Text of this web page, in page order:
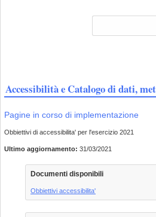
Accessibilità e Catalogo di dati,
Pagine in corso di implementazione
Obbiettivi di accessibilita' per l'esercizio 2021
Ultimo aggiornamento: 31/03/2021
Documenti disponibili
Obbiettivi accessibilita'